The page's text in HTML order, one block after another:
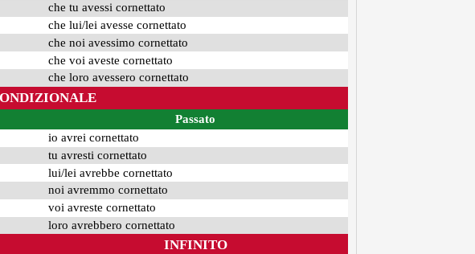
che tu avessi cornettato
che lui/lei avesse cornettato
che noi avessimo cornettato
che voi aveste cornettato
che loro avessero cornettato
Passato
io avrei cornettato
tu avresti cornettato
lui/lei avrebbe cornettato
noi avremmo cornettato
voi avreste cornettato
loro avrebbero cornettato
INFINITO